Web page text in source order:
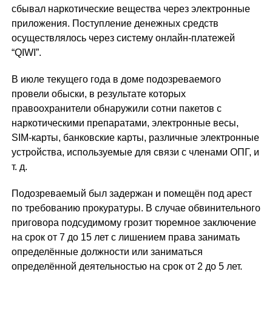
сбывал наркотические вещества через электронные
приложения. Поступление денежных средств
осуществлялось через систему онлайн-платежей
“QIWI”.
В июле текущего года в доме подозреваемого
провели обыски, в результате которых
правоохранители обнаружили сотни пакетов с
наркотическими препаратами, электронные весы,
SIM-карты, банковские карты, различные электронные
устройства, используемые для связи с членами ОПГ, и
т. д.
Подозреваемый был задержан и помещён под арест
по требованию прокуратуры. В случае обвинительного
приговора подсудимому грозит тюремное заключение
на срок от 7 до 15 лет с лишением права занимать
определённые должности или заниматься
определённой деятельностью на срок от 2 до 5 лет.